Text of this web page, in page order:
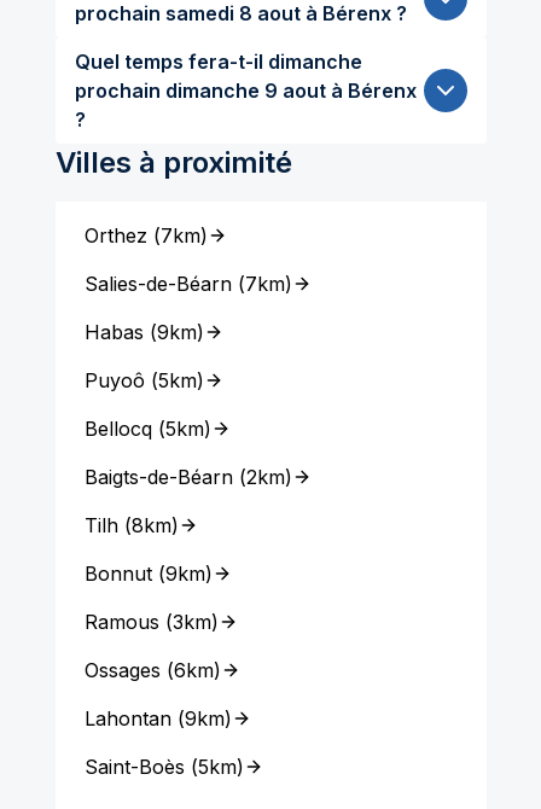
prochain samedi 8 aout à Bérenx ?
Quel temps fera-t-il dimanche
prochain dimanche 9 aout à Bérenx
?
Villes à proximité
Orthez (7km)
Salies-de-Béarn(7km)
Habas (9km)
Puyoô (5km)
Bellocq(5km)
Baigts-de-Béarn(2km)
Tilh(8km)
Bonnut(9km)
Ramous (3km)
Ossages (6km)
Lahontan(9km)
Saint-Boès (5km)